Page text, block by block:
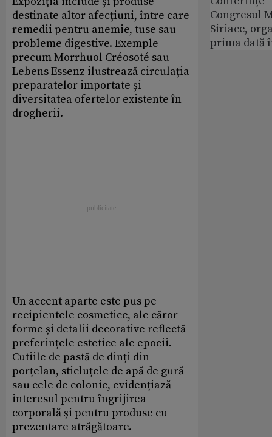
destinate altor afecțiuni, între care
remedii pentru anemie, tuse sau
probleme digestive. Exemple
precum Morrhuol Créosoté sau
Lebens Essenz ilustrează circulația
preparatelor importate și
diversitatea ofertelor existente în
drogherii.
Un accent aparte este pus pe
recipientele cosmetice, ale căror
forme și detalii decorative reflectă
preferințele estetice ale epocii.
Cutiile de pastă de dinți din
porțelan, sticluțele de apă de gură
sau cele de colonie, evidențiază
interesul pentru îngrijirea
corporală și pentru produse cu
prezentare atrăgătoare.
Congresul
Siriace,
prima dată